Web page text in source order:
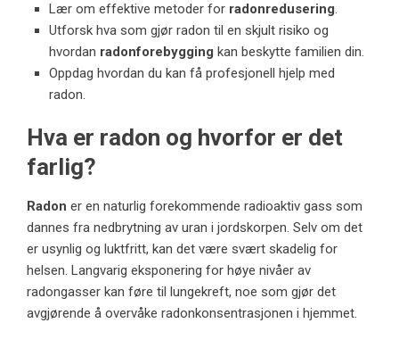
Lær om effektive metoder for radonredusering.
Utforsk hva som gjør radon til en skjult risiko og
hvordan radonforebygging kan beskytte familien din.
Oppdag hvordan du kan få profesjonell hjelp med
radon.
Hva er radon og hvorfor er det
farlig?
Radon er en naturlig forekommende radioaktiv gass som
dannes fra nedbrytning av uran i jordskorpen. Selv om det
er usynlig og luktfritt, kan det være svært skadelig for
helsen. Langvarig eksponering for høye nivåer av
radongasser kan føre til lungekreft, noe som gjør det
avgjørende å overvåke radonkonsentrasjonen i hjemmet.